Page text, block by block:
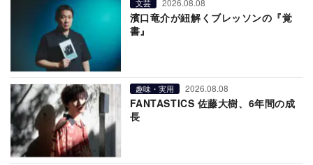
文芸 2026.08.08
濱口竜介が紐解くブレッソンの『覚
書』
趣味・実用 2026.08.08
FANTASTICS 佐藤大樹、6年間の成
長